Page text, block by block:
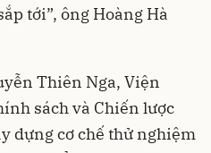
tới”, ông Hoàng Hà
Thiên Nga, Viện
sách và Chiến lược
dựng cơ chế thử nghiệm